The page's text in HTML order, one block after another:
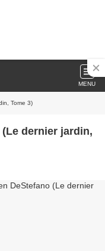
MENU
Tome 3)
dernier jardin,